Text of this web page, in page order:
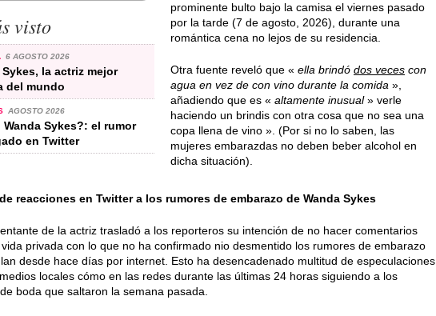
visto
6 AGOSTO 2026
Sykes, la actriz mejor
del mundo
AGOSTO 2026
Wanda Sykes?: el rumor
en Twitter
prominente bulto bajo la camisa el viernes pasado
por la tarde (7 de agosto, 2026), durante una
romántica cena no lejos de su residencia.
Otra fuente reveló que « ella brindó dos veces con
agua en vez de con vino durante la comida »,
añadiendo que es « altamente inusual» verle
haciendo un brindis con otra cosa que no sea una
copa llena de vino ». (Por si no lo saben, las
mujeres embarazdas no deben beber alcohol en
dicha situación).
reacciones en Twitter a los rumores de embarazo de Wanda Sykes
de la actriz trasladó a los reporteros su intención de no hacer comentarios
privada con lo que no ha confirmado nio desmentido los rumores de embarazo
desde hace días por internet. Esto ha desencadenado multitud de especulaciones
locales cómo en las redes durante las últimas 24 horas siguiendo a los
boda que saltaron la semana pasada.